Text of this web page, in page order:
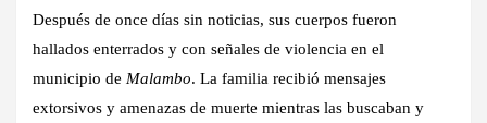
Después de once días sin noticias, sus cuerpos fueron
hallados enterrados y con señales de violencia en el
municipio de Malambo. La familia recibió mensajes
extorsivos y amenazas de muerte mientras las buscaban y